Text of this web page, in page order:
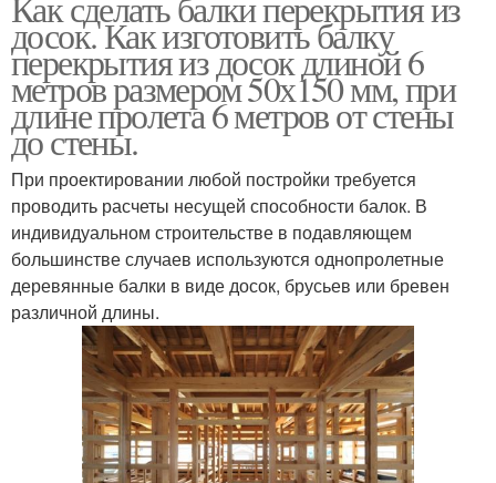
досок. Как изготовить балку
перекрытия из досок длиной 6
метров размером 50х150 мм, при
длине пролета 6 метров от стены
до стены.
При проектировании любой постройки требуется
проводить расчеты несущей способности балок. В
индивидуальном строительстве в подавляющем
большинстве случаев используются однопролетные
деревянные балки в виде досок, брусьев или бревен
различной длины.